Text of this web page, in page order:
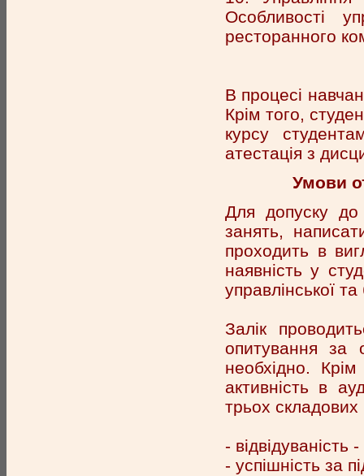
Особливості
ресторанного
В процесі
Крім того,
курсу
атестація з
Умови
Для допуску до
занять,
проходить в
наявність у
управлінської та
Залік
опитування за
необхідно.
активність в
трьох
- відвідуваність
- успішність за